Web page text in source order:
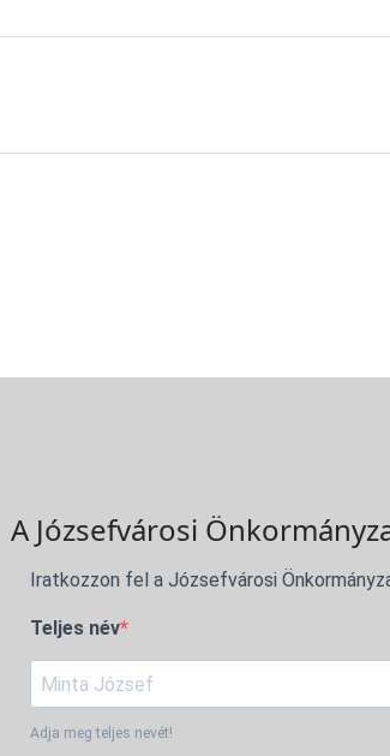
A Józsefvárosi
Iratkozzon fel a Józsefvárosi
Teljes név
Adja meg teljes nevét!